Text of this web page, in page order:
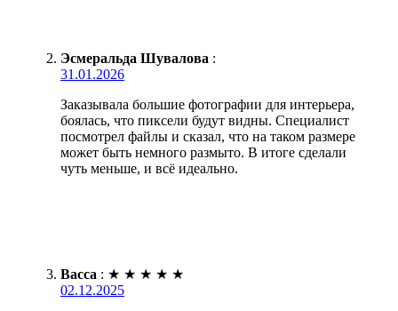
Эсмеральда Шувалова :
31.01.2026
Заказывала большие фотографии для интерьера,
боялась, что пиксели будут видны. Специалист
посмотрел файлы и сказал, что на таком размере
может быть немного размыто. В итоге сделали
чуть меньше, и всё идеально.
Васса : ★ ★ ★ ★ ★
02.12.2025